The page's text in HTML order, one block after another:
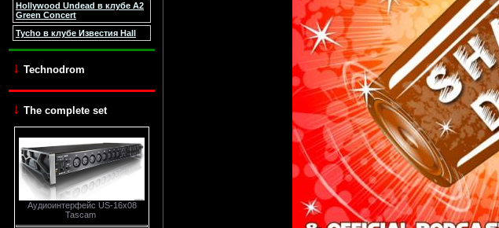
Hollywood Undead в клубе A2
Green Concert
Tycho в клубе Известия Hall
↓ Technodrom
↓ The complete set
Аудиоинтерфейс US-16x08
Tascam